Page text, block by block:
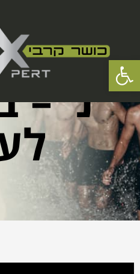
פתח סרגל נגישות
נ' –